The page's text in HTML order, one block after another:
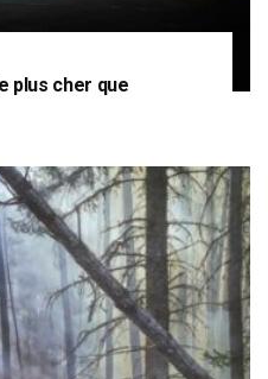
plus cher que